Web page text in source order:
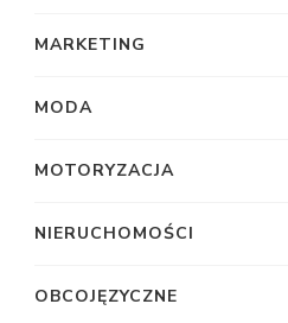
MARKETING
MODA
MOTORYZACJA
NIERUCHOMOŚCI
OBCOJĘZYCZNE